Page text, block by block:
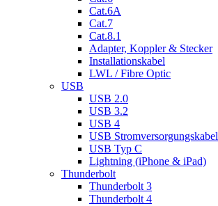
Cat.6A
Cat.7
Cat.8.1
Adapter, Koppler & Stecker
Installationskabel
LWL / Fibre Optic
USB
USB 2.0
USB 3.2
USB 4
USB Stromversorgungskabel
USB Typ C
Lightning (iPhone & iPad)
Thunderbolt
Thunderbolt 3
Thunderbolt 4